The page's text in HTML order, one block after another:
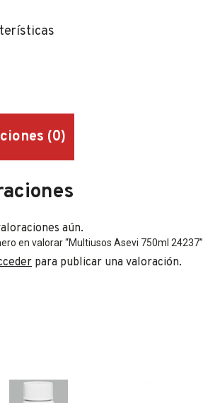
(0)
aún.
en valorar “Multiusos Asevi 750ml 24237”
para publicar una valoración.